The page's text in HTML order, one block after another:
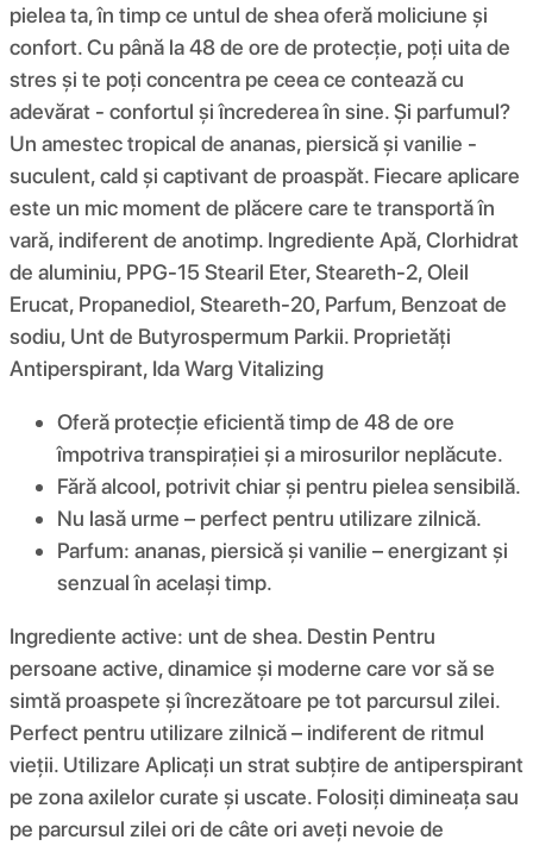
pielea ta, în timp ce untul de shea oferă moliciune și
confort. Cu până la 48 de ore de protecție, poți uita de
stres și te poți concentra pe ceea ce contează cu
adevărat - confortul și încrederea în sine. Și parfumul?
Un amestec tropical de ananas, piersică și vanilie -
suculent, cald și captivant de proaspăt. Fiecare aplicare
este un mic moment de plăcere care te transportă în
vară, indiferent de anotimp. Ingrediente Apă, Clorhidrat
de aluminiu, PPG-15 Stearil Eter, Steareth-2, Oleil
Erucat, Propanediol, Steareth-20, Parfum, Benzoat de
sodiu, Unt de Butyrospermum Parkii. Proprietăți
Antiperspirant, Ida Warg Vitalizing
Oferă protecție eficientă timp de 48 de ore
împotriva transpirației și a mirosurilor neplăcute.
Fără alcool, potrivit chiar și pentru pielea sensibilă.
Nu lasă urme – perfect pentru utilizare zilnică.
Parfum: ananas, piersică și vanilie – energizant și
senzual în același timp.
Ingrediente active: unt de shea. Destin Pentru
persoane active, dinamice și moderne care vor să se
simtă proaspete și încrezătoare pe tot parcursul zilei.
Perfect pentru utilizare zilnică – indiferent de ritmul
vieții. Utilizare Aplicați un strat subțire de antiperspirant
pe zona axilelor curate și uscate. Folosiți dimineața sau
pe parcursul zilei ori de câte ori aveți nevoie de